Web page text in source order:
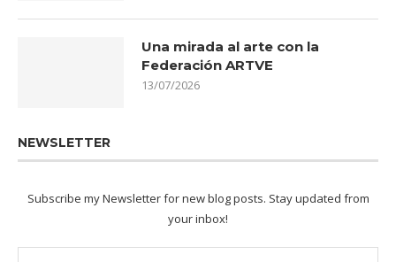
Una mirada al arte con la
Federación ARTVE
13/07/2026
NEWSLETTER
Subscribe my Newsletter for new blog posts. Stay updated from
your inbox!